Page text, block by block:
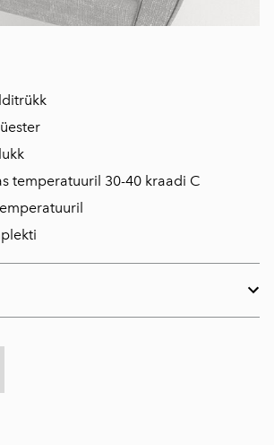
temperatuuril 30-40 kraadi C